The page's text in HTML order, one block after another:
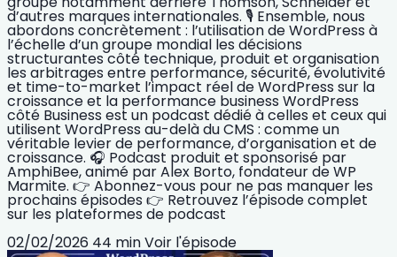
d’autres marques internationales. 🎙️ Ensemble, nous
abordons concrètement : l’utilisation de WordPress à
l’échelle d’un groupe mondial les décisions
structurantes côté technique, produit et organisation
les arbitrages entre performance, sécurité, évolutivité
et time-to-market l’impact réel de WordPress sur la
croissance et la performance business WordPress
côté Business est un podcast dédié à celles et ceux qui
utilisent WordPress au-delà du CMS : comme un
véritable levier de performance, d’organisation et de
croissance. 🎧 Podcast produit et sponsorisé par
AmphiBee, animé par Alex Borto, fondateur de WP
Marmite. 👉 Abonnez-vous pour ne pas manquer les
prochains épisodes 👉 Retrouvez l’épisode complet
sur les plateformes de podcast
02/02/2026 44 minVoir l'épisode